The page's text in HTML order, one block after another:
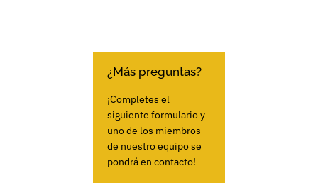
¿Más preguntas?
¡Completes el
siguiente formulario y
uno de los miembros
de nuestro equipo se
pondrá en contacto!